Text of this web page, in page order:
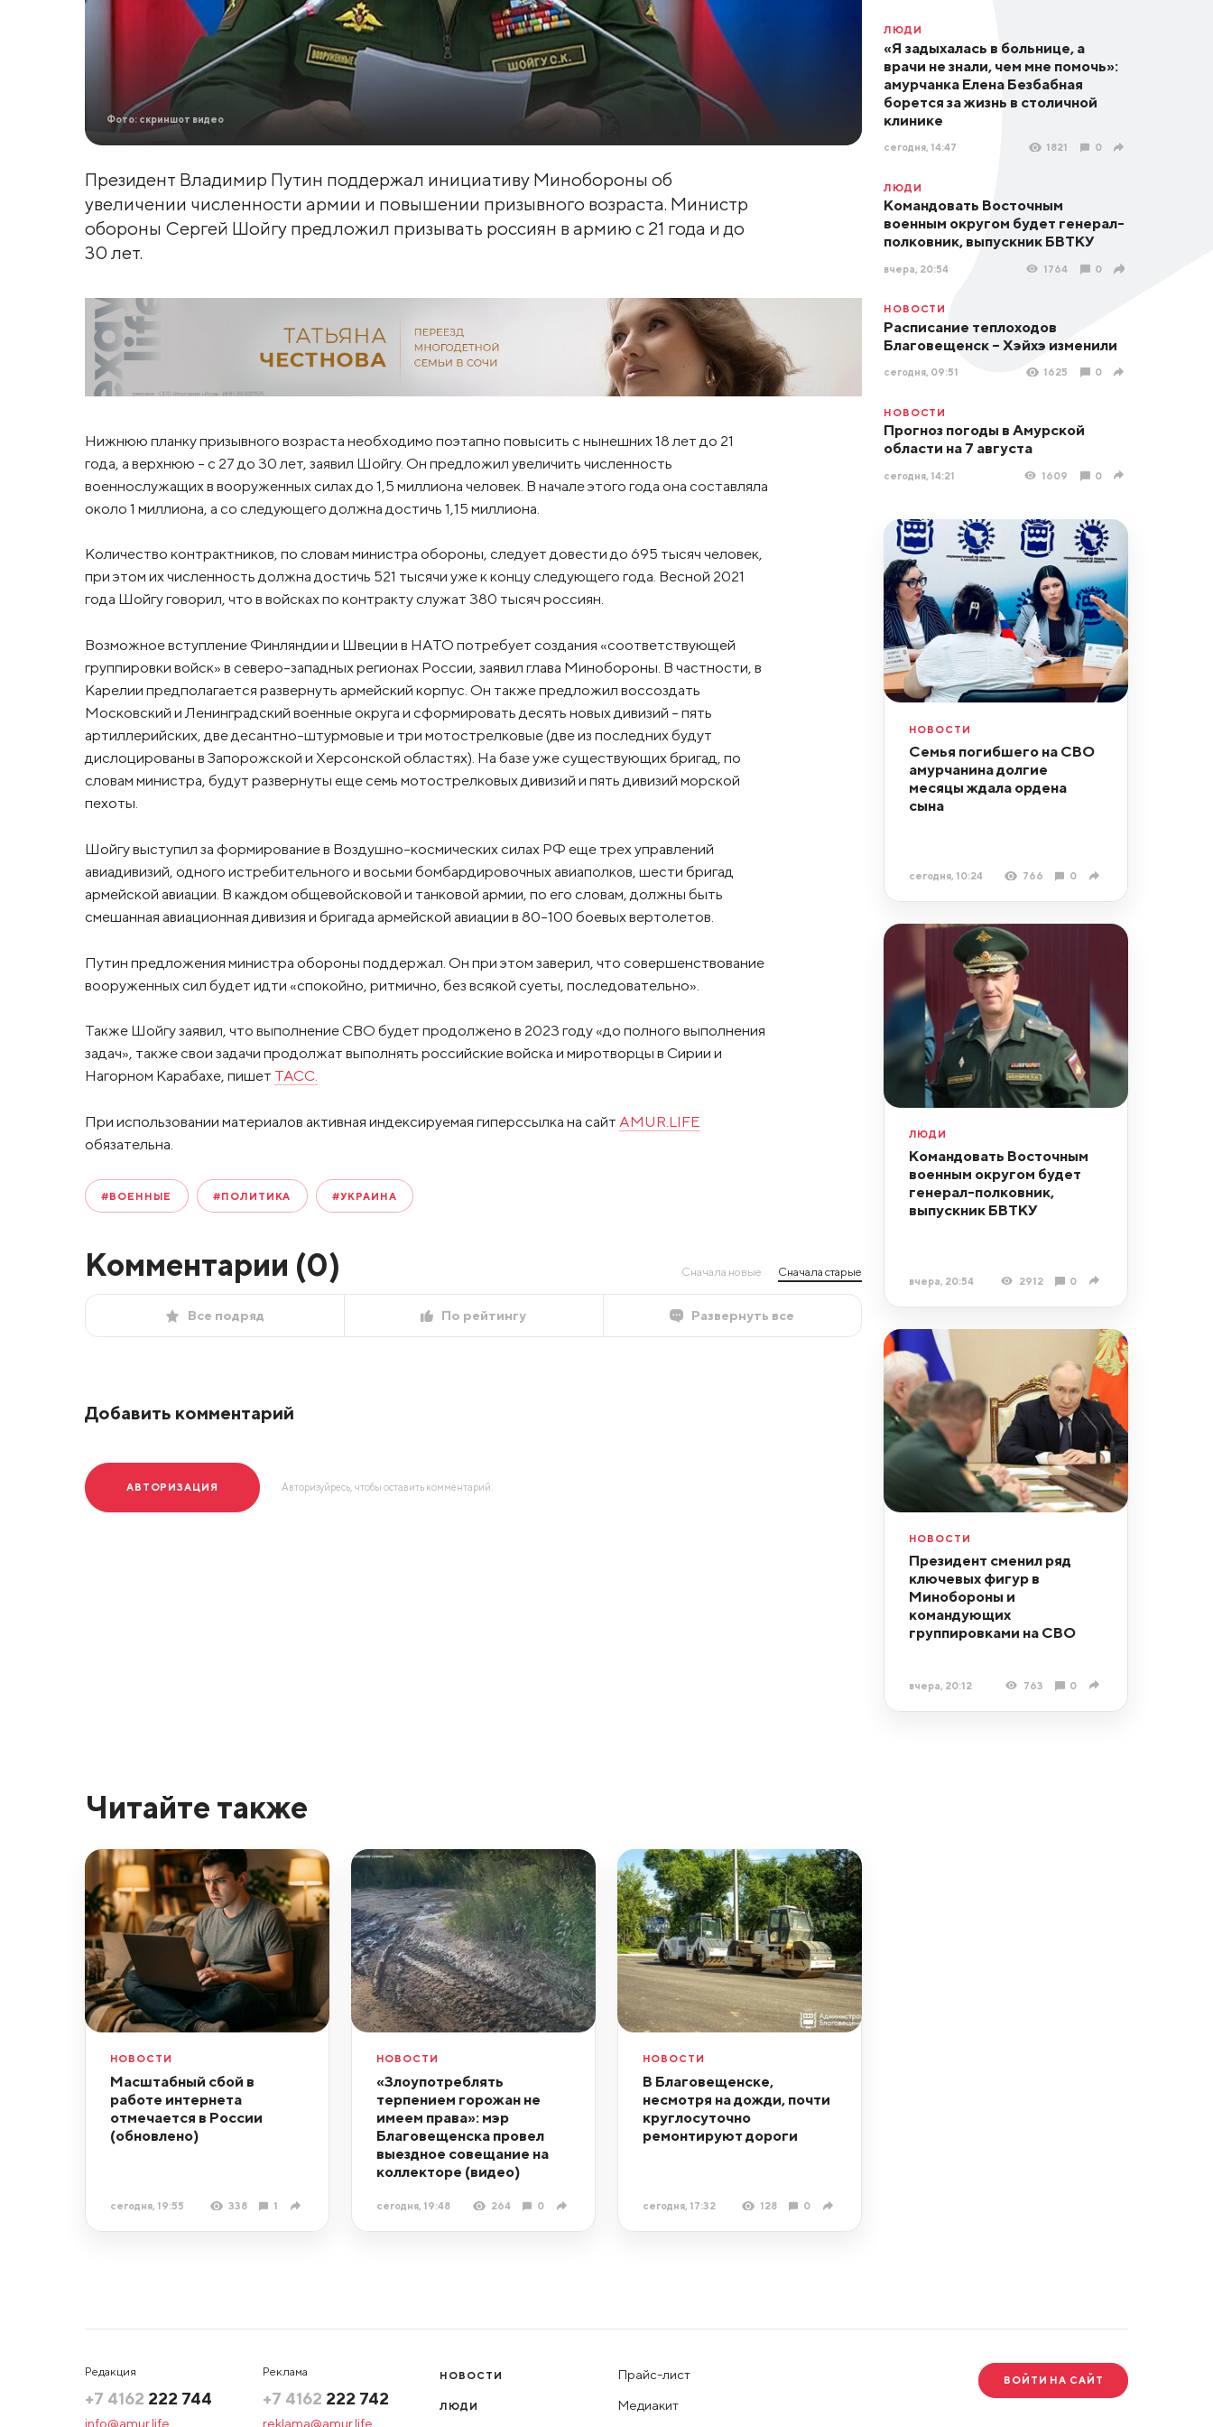
Фото: скриншот видео
Президент Владимир Путин поддержал инициативу Минобороны об
увеличении численности армии и повышении призывного возраста. Министр
обороны Сергей Шойгу предложил призывать россиян в армию с 21 года и до
30 лет.
Нижнюю планку призывного возраста необходимо поэтапно повысить с нынешних 18 лет до 21
года, а верхнюю - с 27 до 30 лет, заявил Шойгу. Он предложил увеличить численность
военнослужащих в вооруженных силах до 1,5 миллиона человек. В начале этого года она составляла
около 1 миллиона, а со следующего должна достичь 1,15 миллиона.
Количество контрактников, по словам министра обороны, следует довести до 695 тысяч человек,
при этом их численность должна достичь 521 тысячи уже к концу следующего года. Весной 2021
года Шойгу говорил, что в войсках по контракту служат 380 тысяч россиян.
Возможное вступление Финляндии и Швеции в НАТО потребует создания «соответствующей
группировки войск» в северо-западных регионах России, заявил глава Минобороны. В частности, в
Карелии предполагается развернуть армейский корпус. Он также предложил воссоздать
Московский и Ленинградский военные округа и сформировать десять новых дивизий - пять
артиллерийских, две десантно-штурмовые и три мотострелковые (две из последних будут
дислоцированы в Запорожской и Херсонской областях). На базе уже существующих бригад, по
словам министра, будут развернуты еще семь мотострелковых дивизий и пять дивизий морской
пехоты.
Шойгу выступил за формирование в Воздушно-космических силах РФ еще трех управлений
авиадивизий, одного истребительного и восьми бомбардировочных авиаполков, шести бригад
армейской авиации. В каждом общевойсковой и танковой армии, по его словам, должны быть
смешанная авиационная дивизия и бригада армейской авиации в 80-100 боевых вертолетов.
Путин предложения министра обороны поддержал. Он при этом заверил, что совершенствование
вооруженных сил будет идти «спокойно, ритмично, без всякой суеты, последовательно».
Также Шойгу заявил, что выполнение СВО будет продолжено в 2023 году «до полного выполнения
задач», также свои задачи продолжат выполнять российские войска и миротворцы в Сирии и
Нагорном Карабахе, пишет ТАСС.
При использовании материалов активная индексируемая гиперссылка на сайт AMUR.LIFE
обязательна.
#ВОЕННЫЕ #ПОЛИТИКА #УКРАИНА
Комментарии (0) Сначала новые Сначала старые
Все подряд По рейтингу Развернуть все
Добавить комментарий
АВТОРИЗАЦИЯ Авторизуйресь, чтобы оставить комментарий.
ЛЮДИ
«Я задыхалась в больнице, а
врачи не знали, чем мне помочь»:
амурчанка Елена Безбабная
борется за жизнь в столичной
клинике
сегодня, 14:47 1821 0
ЛЮДИ
Командовать Восточным
военным округом будет генерал-
полковник, выпускник БВТКУ
вчера, 20:54 1764 0
НОВОСТИ
Расписание теплоходов
Благовещенск – Хэйхэ изменили
сегодня, 09:51 1625 0
НОВОСТИ
Прогноз погоды в Амурской
области на 7 августа
сегодня, 14:21 1609 0
НОВОСТИ
Семья погибшего на СВО
амурчанина долгие
месяцы ждала ордена
сына
сегодня, 10:24 766 0
ЛЮДИ
Командовать Восточным
военным округом будет
генерал-полковник,
выпускник БВТКУ
вчера, 20:54 2912 0
НОВОСТИ
Президент сменил ряд
ключевых фигур в
Минобороны и
командующих
группировками на СВО
вчера, 20:12 763 0
Читайте также
НОВОСТИ
Масштабный сбой в
работе интернета
отмечается в России
(обновлено)
сегодня, 19:55 338 1
НОВОСТИ
«Злоупотреблять
терпением горожан не
имеем права»: мэр
Благовещенска провел
выездное совещание на
коллекторе (видео)
сегодня, 19:48 264 0
НОВОСТИ
В Благовещенске,
несмотря на дожди, почти
круглосуточно
ремонтируют дороги
сегодня, 17:32 128 0
Редакция
+7 4162 222 744
info@amur.life
Реклама
+7 4162 222 742
reklama@amur.life
НОВОСТИ
ЛЮДИ
Прайс-лист
Медиакит
ВОЙТИ НА САЙТ